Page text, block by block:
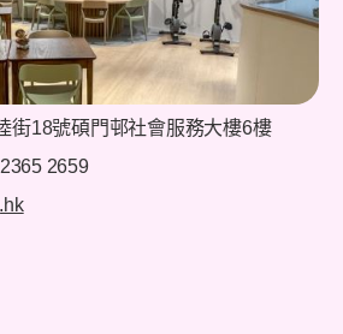
街18號碩門邨社會服務大樓6樓
2365 2659